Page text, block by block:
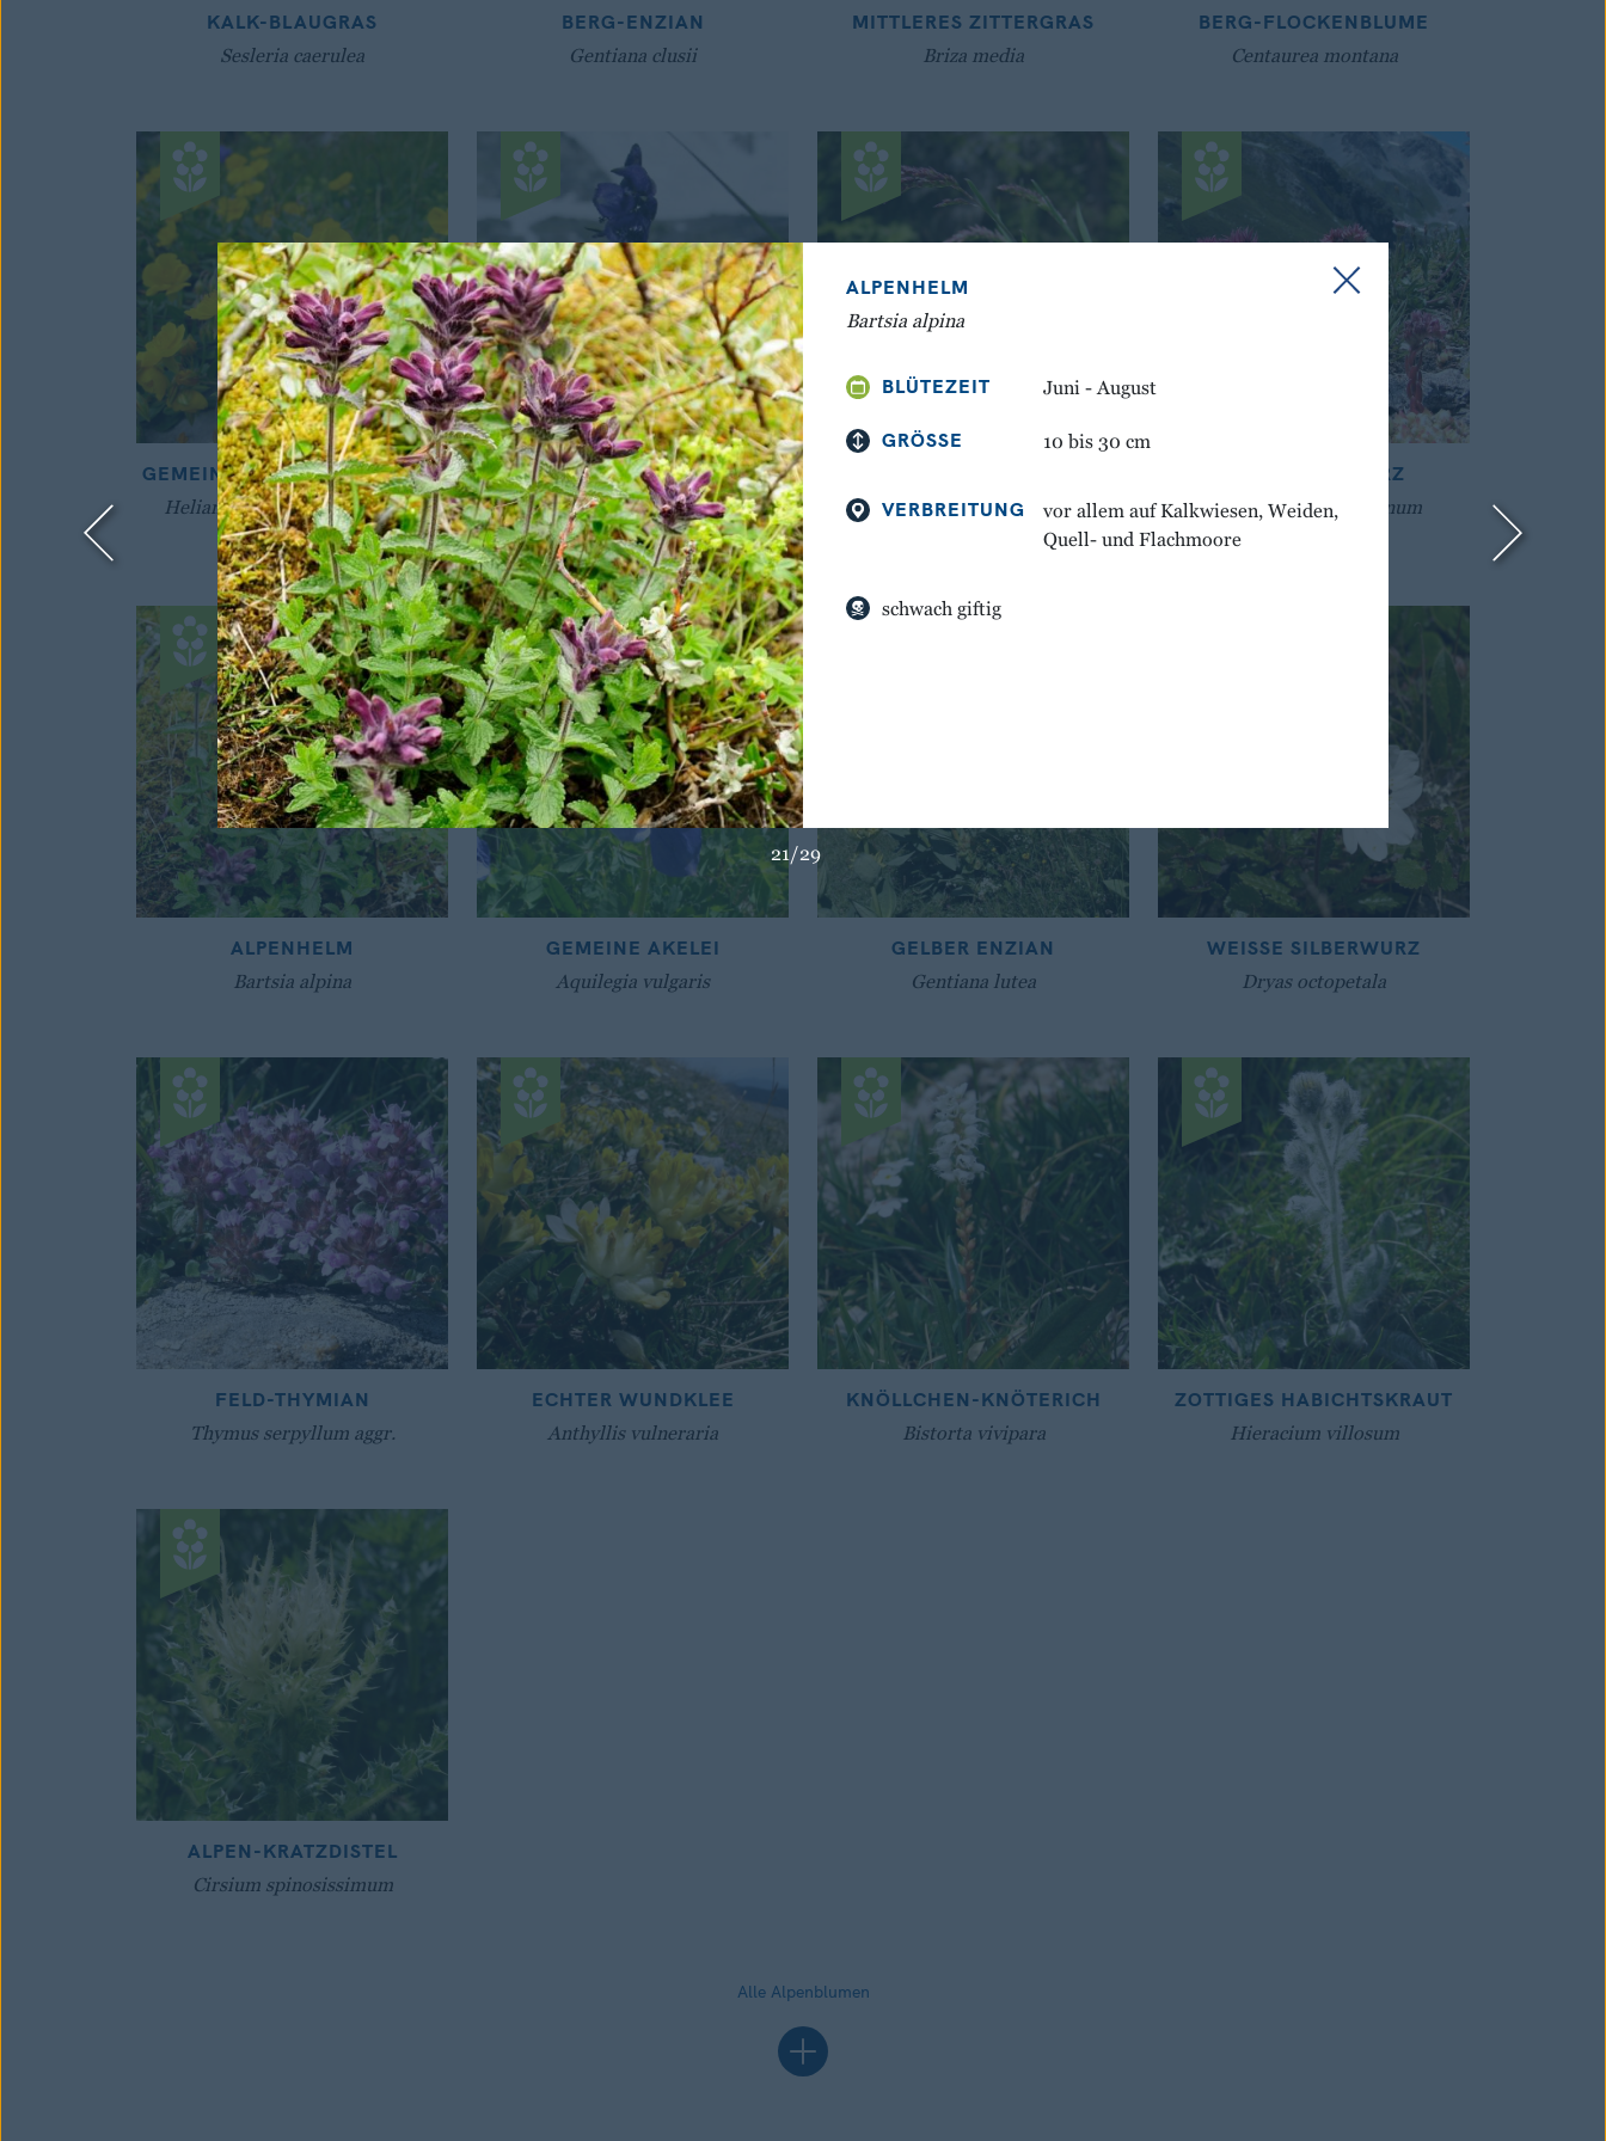
KALK-BLAUGRAS
Sesleria caerulea
BERG-ENZIAN
Gentiana clusii
MITTLERES ZITTERGRAS
Briza media
BERG-FLOCKENBLUME
Centaurea montana
GEMEINES SONNENRÖSCHEN
Helianthemum nummularium
BLAUER-EISENHUT
(DICHTBLÜTIGER)
Aconitum napellus
Poa alpina
BERG-HAUSWURZ
Sempervivum montanum
ALPENHELM
Bartsia alpina
GEMEINE AKELEI
Aquilegia vulgaris
GELBER ENZIAN
Gentiana lutea
WEISSE SILBERWURZ
Dryas octopetala
FELD-THYMIAN
Thymus serpyllum aggr.
ECHTER WUNDKLEE
Anthyllis vulneraria
KNÖLLCHEN-KNÖTERICH
Bistorta vivipara
ZOTTIGES HABICHTSKRAUT
Hieracium villosum
ALPEN-KRATZDISTEL
Cirsium spinosissimum
Alle Alpenblumen
ALPENHELM
Bartsia alpina
BLÜTEZEIT Juni - August
GRÖSSE 10 bis 30 cm
VERBREITUNG
vor allem auf Kalkwiesen, Weiden,
Quell- und Flachmoore
schwach giftig
21/29